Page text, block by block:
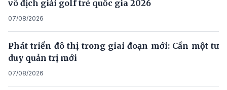
vô địch giải golf trẻ quốc gia 2026
07/08/2026
Phát triển đô thị trong giai đoạn mới: Cần một tư
duy quản trị mới
07/08/2026